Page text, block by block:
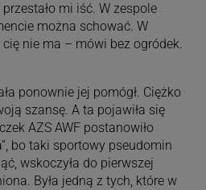
mi iść. W zespole
można schować. W
nie ma – mówi bez ogródek.
ponownie jej pomógł. Ciężko
szansę. A ta pojawiła się
AZS AWF postanowiło
bo taki sportowy pseudomin
wskoczyła do pierwszej
Była jedną z tych, które w